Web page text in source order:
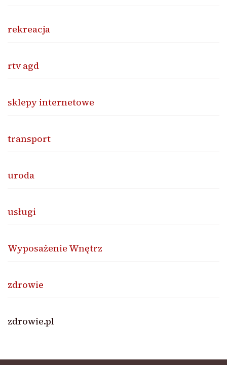
rekreacja
rtv agd
sklepy internetowe
transport
uroda
usługi
Wyposażenie Wnętrz
zdrowie
zdrowie.pl